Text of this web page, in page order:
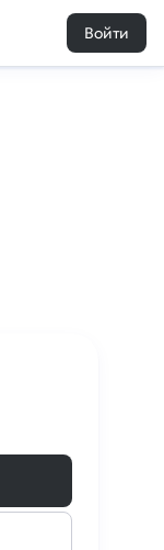
Войти
1068 0